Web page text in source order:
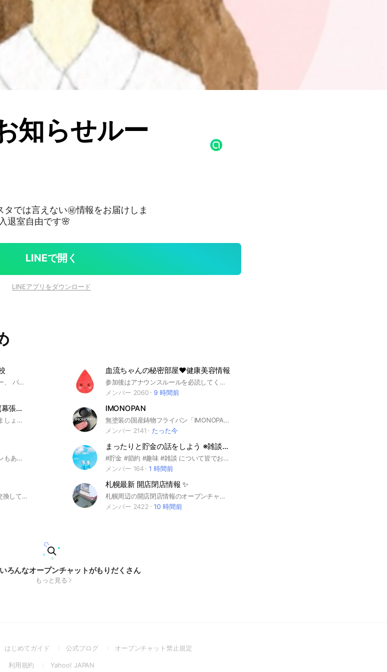
知らせルー
では言えない㊙️情報をお届けしま
退室自由です🌸
LINEで開く
LINEアプリをダウンロード
パン職人、パン店主、パンオーナー、 パンに関わる人が バン作りのヒントを教えます 見るだけ民⭕️ 入退室自由⭕️ ⚠️最低限のマナーが守れない方は退室となりますのでよろしくお願いします。(条件は増えることがあります） パン屋さんの誹謗中傷❌ チャット内の誹謗中傷発言❌ 24時〜5時スレッド❌
血流ちゃんの秘密部屋♥️健康美容情報
参加後はアナウンスルールを必読してくださるよう、お願いいたします 🥹参加時、退出時の挨拶はお気遣いなく大丈夫です♥️ #健康#美容
メンバー 2060
9 時間前
コストコ情報★千葉県内総合(幕張、千葉NT、木更津) Chiba Costco
千葉県内のコストコ情報を交換しましょう！ 幕張、千葉ニュータウン印西、木更津
IMONOPAN
無塗装の国産鋳物フライパン「IMONOPAN」のユーザーさまや購入検討の皆さまで使い方やお困りごと、オススメレシピなどの情報共有ができる場所です。販売情報も最速で掲載します。
メンバー 2141
たった今
初めての方には撮影料半額クーポンもあります☺️ 無料のマタニティフォトに参加してからスタジオアリスの魅力、安さに気づきました！安くデータを手に入れる裏ワザ、DMクーポン情報等共有しましょう！ オススメのショットも共有したいです❤️ スタジオアリス大好きなので 関連したお話しができたらいいなと思い、 スタジオアリスのオプチャが ないので作っちゃえ！！と、2020/11スタートしました。 スタジオマリオ初めての方お試しクーポンも♪
まったりと貯金の話をしよう ※雑談OK
#貯金 #節約 #趣味 #雑談 について皆でお話しましょう！！雑談OKです！よろしくお願いいたします！！
メンバー 164
1 時間前
#貯金 #節約 について意見、情報交換してます！ #みんなで楽しく盛り上がりましょう！！
札幌最新 開店閉店情報 ✨
札幌周辺の開店閉店情報のオープンチャットです✨ ラーメン、カレー、洋食店等のグルメから、パン、スイーツ、その他美容室、ホテル等のサービス業まであらゆるジャンルの開店閉店関連の情報交換の場です✨
メンバー 2422
10 時間前
ろんなオープンチャットがもりだくさん
もっと見る
はじめてガイド
(Open
a
公式ブログ
(Openオープンチャット禁止規定(Open
利用規約
(OpenYahoo! JAPAN